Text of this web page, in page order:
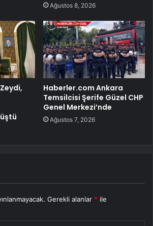
Ağustos 8, 2026
Haberler.com Ankara
Temsilcisi Şerife Güzel CHP
Genel Merkezi’nde
Ağustos 7, 2026
Gerekli alanlar * ile